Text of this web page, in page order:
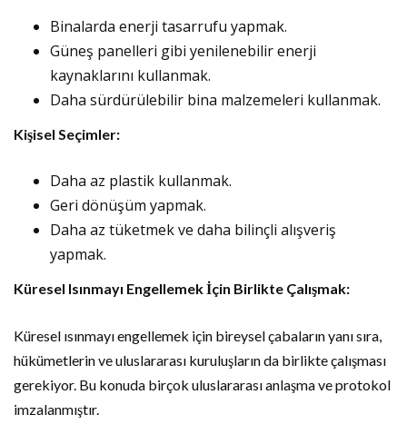
Binalarda enerji tasarrufu yapmak.
Güneş panelleri gibi yenilenebilir enerji
kaynaklarını kullanmak.
Daha sürdürülebilir bina malzemeleri kullanmak.
Kişisel Seçimler:
Daha az plastik kullanmak.
Geri dönüşüm yapmak.
Daha az tüketmek ve daha bilinçli alışveriş
yapmak.
Küresel Isınmayı Engellemek İçin Birlikte Çalışmak:
Küresel ısınmayı engellemek için bireysel çabaların yanı sıra,
hükümetlerin ve uluslararası kuruluşların da birlikte çalışması
gerekiyor. Bu konuda birçok uluslararası anlaşma ve protokol
imzalanmıştır.